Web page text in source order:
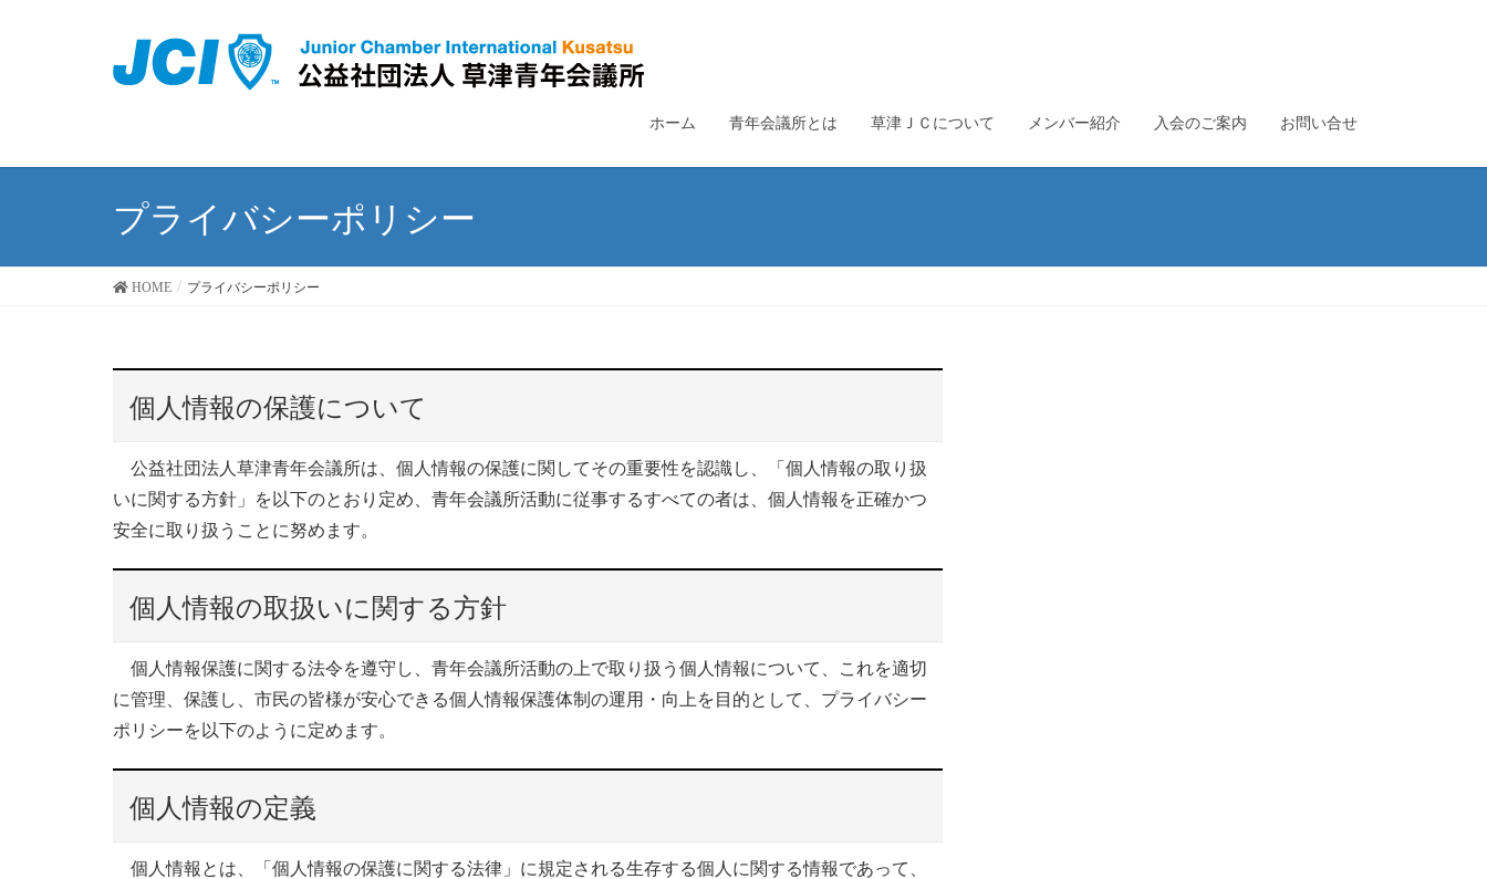
ホーム 青年会議所とは 草津ＪＣについて メンバー紹介 入会のご案内 お問い合せ
プライバシーポリシー
HOME プライバシーポリシー
個人情報の保護について
公益社団法人草津青年会議所は、個人情報の保護に関してその重要性を認識し、「個人情報の取り扱
いに関する方針」を以下のとおり定め、青年会議所活動に従事するすべての者は、個人情報を正確かつ
安全に取り扱うことに努めます。
個人情報の取扱いに関する方針
個人情報保護に関する法令を遵守し、青年会議所活動の上で取り扱う個人情報について、これを適切
に管理、保護し、市民の皆様が安心できる個人情報保護体制の運用・向上を目的として、プライバシー
ポリシーを以下のように定めます。
個人情報の定義
個人情報とは、「個人情報の保護に関する法律」に規定される生存する個人に関する情報であって、